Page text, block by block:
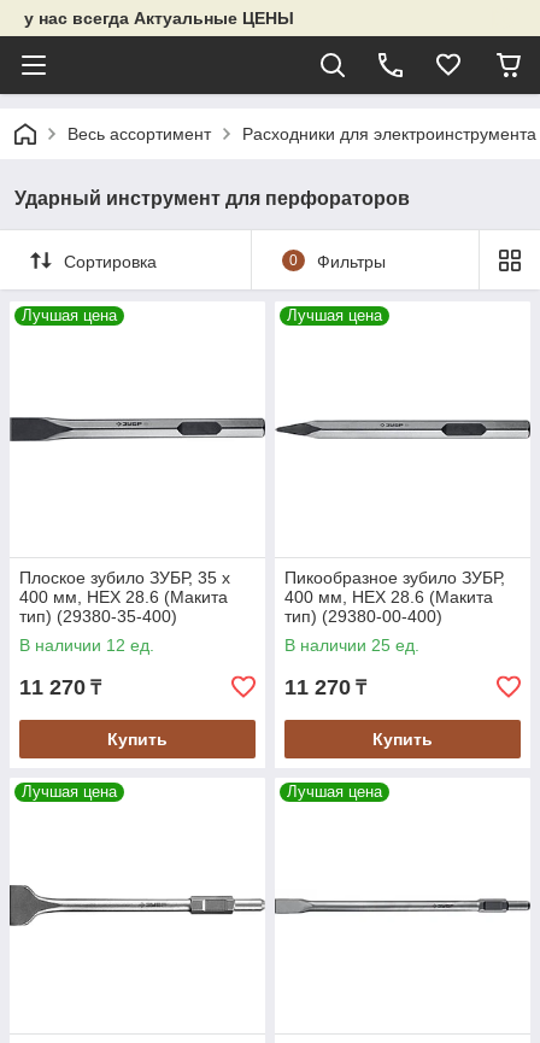
у нас всегда Актуальные ЦЕНЫ
Весь ассортимент Расходники для электроинструмента
Ударный инструмент для перфораторов
Сортировка 0 Фильтры
Лучшая цена
Плоское зубило ЗУБР, 35 х
400 мм, HEX 28.6 (Макита
тип) (29380-35-400)
В наличии 12 ед.
11 270 ₸
Купить
Лучшая цена
Пикообразное зубило ЗУБР,
400 мм, HEX 28.6 (Макита
тип) (29380-00-400)
В наличии 25 ед.
11 270 ₸
Купить
Лучшая цена Лучшая цена